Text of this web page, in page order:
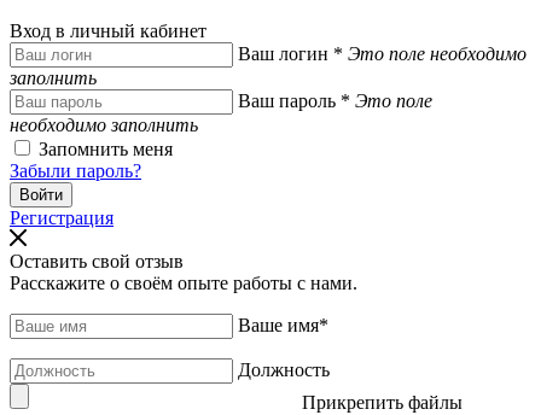
Вход в личный кабинет
Ваш логин * Это поле необходимо
заполнить
Ваш пароль * Это поле
необходимо заполнить
Запомнить меня
Забыли пароль?
Регистрация
Оставить свой отзыв
Расскажите о своём опыте работы с нами.
Ваше имя*
Должность
Прикрепить файлы